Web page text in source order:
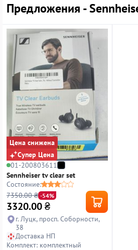
Предложения -
Цена снижена
Супер Цена
01-200803611
Sennheiser tv clear set
Состояние:
7350.00 ₴ -54%
3320.00₴
г. Луцк, просп. Соборности,
38
Доставка НП
Комплект: комплектный